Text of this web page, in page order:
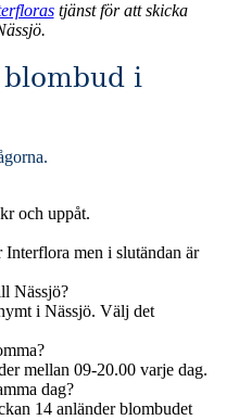
tjänst för att skicka
i
.
och uppåt.
men i slutändan är
Nässjö?
i Nässjö. Välj det
mellan 09-20.00 varje dag.
dag?
14 anländer blombudet